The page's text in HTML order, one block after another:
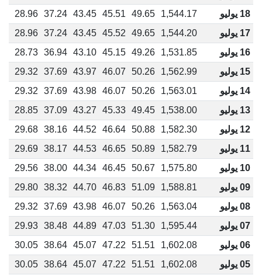
18 يوليو
1,544.17
49.65
45.51
43.45
37.24
28.96
17 يوليو
1,544.20
49.65
45.52
43.45
37.24
28.96
16 يوليو
1,531.85
49.26
45.15
43.10
36.94
28.73
15 يوليو
1,562.99
50.26
46.07
43.97
37.69
29.32
14 يوليو
1,563.01
50.26
46.07
43.98
37.69
29.32
13 يوليو
1,538.00
49.45
45.33
43.27
37.09
28.85
12 يوليو
1,582.30
50.88
46.64
44.52
38.16
29.68
11 يوليو
1,582.79
50.89
46.65
44.53
38.17
29.69
10 يوليو
1,575.80
50.67
46.45
44.34
38.00
29.56
09 يوليو
1,588.81
51.09
46.83
44.70
38.32
29.80
08 يوليو
1,563.04
50.26
46.07
43.98
37.69
29.32
07 يوليو
1,595.44
51.30
47.03
44.89
38.48
29.93
06 يوليو
1,602.08
51.51
47.22
45.07
38.64
30.05
05 يوليو
1,602.08
51.51
47.22
45.07
38.64
30.05